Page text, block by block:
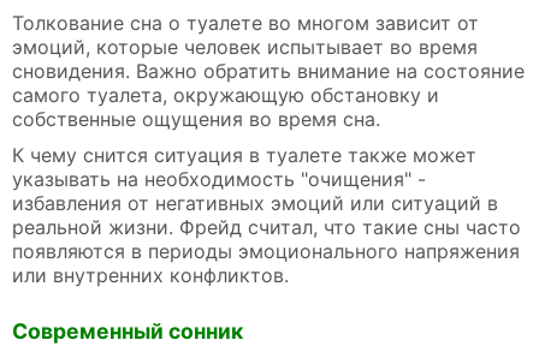
Толкование сна о туалете во многом зависит от
эмоций, которые человек испытывает во время
сновидения. Важно обратить внимание на состояние
самого туалета, окружающую обстановку и
собственные ощущения во время сна.
К чему снится ситуация в туалете также может
указывать на необходимость "очищения" -
избавления от негативных эмоций или ситуаций в
реальной жизни. Фрейд считал, что такие сны часто
появляются в периоды эмоционального напряжения
или внутренних конфликтов.
Современный сонник